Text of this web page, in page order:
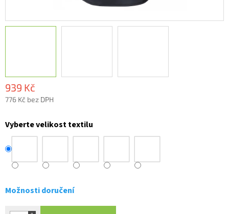
939 Kč
776 Kč bez DPH
cena:
Vyberte velikost textilu
Možnosti doručení